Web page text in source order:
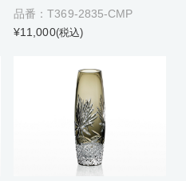
品番：T369-2835-CMP
¥11,000(税込)